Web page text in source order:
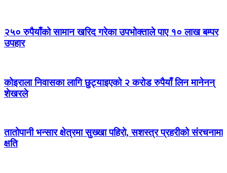
२५० रुपैयाँको सामान खरिद गरेका उपभोक्ताले पाए १० लाख बम्पर
उपहार
कोइराला निवासका लागि छुट्याइएको २ करोड रुपैयाँ लिन मानेनन्
शेखरले
तातोपानी भन्सार क्षेत्रमा सुख्खा पहिरो, सशस्त्र प्रहरीको संरचनामा
क्षति